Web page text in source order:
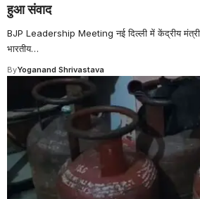
हुआ संवाद
BJP Leadership Meeting नई दिल्ली में केंद्रीय मंत्री
भारतीय…
ByYoganand Shrivastava